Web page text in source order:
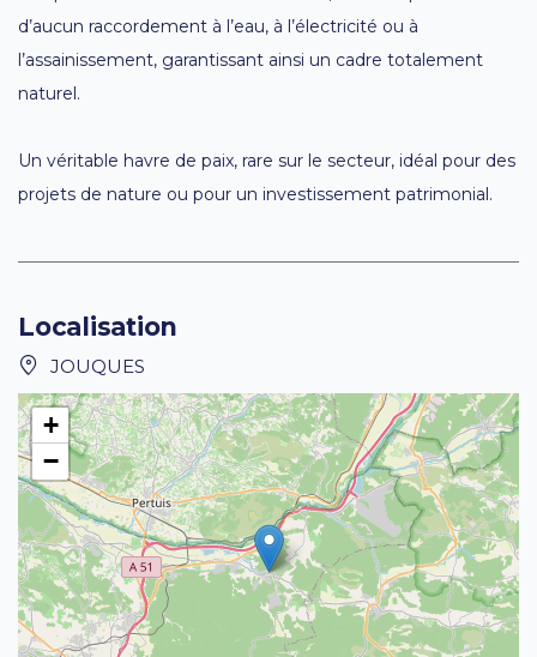
d’aucun raccordement à l’eau, à l’électricité ou à
l’assainissement, garantissant ainsi un cadre totalement
naturel.
Un véritable havre de paix, rare sur le secteur, idéal pour des
projets de nature ou pour un investissement patrimonial.
Localisation
JOUQUES
+
−